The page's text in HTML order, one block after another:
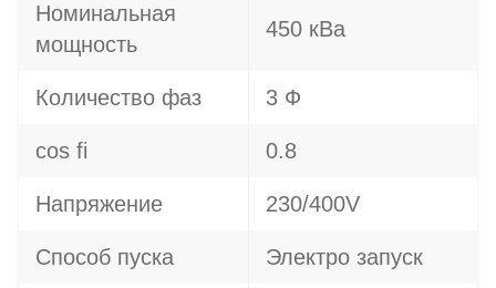
Номинальная
мощность
450 кВа
Количество фаз 3 Ф
cos fi 0.8
Напряжение 230/400V
Способ пуска Электро запуск